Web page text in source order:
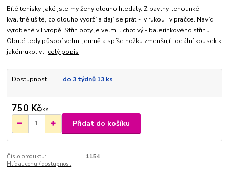
Bílé tenisky, jaké jste my ženy dlouho hledaly. Z bavlny, lehounké,
kvalitně ušité, co dlouho vydrží a dají se prát - v rukou i v pračce. Navíc
vyrobené v Evropě. Střih boty je velmi lichotivý - balerínkového střihu.
Obuté tedy působí velmi jemně a spíše nožku zmenšují, ideální kousek k
jakémukoliv... celý popis
Dostupnost do 3 týdnů 13 ks
750 Kč/ks
Přidat do košíku
Číslo produktu:
1154
Hlídat cenu / dostupnost